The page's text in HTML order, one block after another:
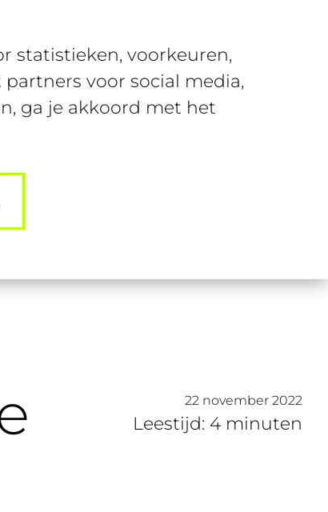
statistieken, voorkeuren,
voor social media,
ga je akkoord met het
Join SUSA Login
22 november 2022
Leestijd: 4 minuten